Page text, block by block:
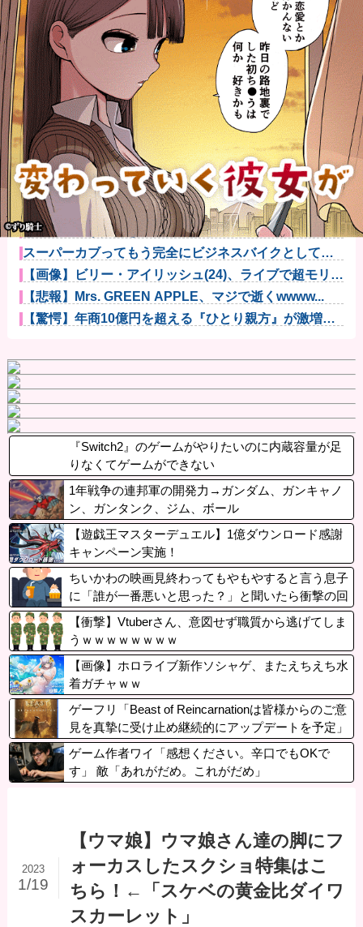
【悲報】風俗嬢やってる女の末路ｗｗｗｗｗｗｗｗｗ
ｗｗ
【悲報】映画館の客、ほぼバイオテロレベルのやらか
しで観客が避...
【画像】石川佳純さん(31)の体、エッッッッッッッッッ
ッッッ...
成人向けゲーム『ヤリステ メスブター』開発者絶望、
銀行がst...
益田250セーブで名球会入り ←これさぁ、先発リリー
フの両方...
「みんなの演奏を被災地に届けよう!」とか言い出した
吹奏楽部の...
東京ヤクルトスワローズ月別勝率、限界突破ｗｗｗｗ
ｗｗｗｗｗｗ...
【朗報】Amazonで「GANTZ」が全巻100円ｗｗｗｗ
ｗ...
パチンコ屋の経営なんてそんな難しくなくね？近隣店
舗よりちょっ...
悪口回避＆一人好きの私、同僚から「自サバ女かと思
ってた」と言...
スーパーカブってもう完全にビジネスバイクとしての
役目を終えて...
【画像】ビリー・アイリッシュ(24)、ライブで超モリマ
ンスジ...
【悲報】Mrs. GREEN APPLE、マジで逝くwwww...
【驚愕】年商10億円を超える『ひとり親方』が激増
『Switch2』のゲームがやりたいのに内蔵容量が足
りなくてゲームができない
1年戦争の連邦軍の開発力→ガンダム、ガンキャノ
ン、ガンタンク、ジム、ボール
【遊戯王マスターデュエル】1億ダウンロード感謝
キャンペーン実施！
ちいかわの映画見終わってもやもやすると言う息子
に「誰が一番悪いと思った？」と聞いたら衝撃の回
答が…
【衝撃】Vtuberさん、意図せず職質から逃げてしま
うｗｗｗｗｗｗｗｗ
【画像】ホロライブ新作ソシャゲ、またえちえち水
着ガチャｗｗ
ゲーフリ「Beast of Reincarnationは皆様からのご意
見を真摯に受け止め継続的にアップデートを予定」
ゲーム作者ワイ「感想ください。辛口でもOKで
す」 敵「あれがだめ。これがだめ」
【ウマ娘】ウマ娘さん達の脚にフ
ォーカスしたスクショ特集はこ
ちら！←「スケベの黄金比ダイワ
スカーレット」
2023
1/19